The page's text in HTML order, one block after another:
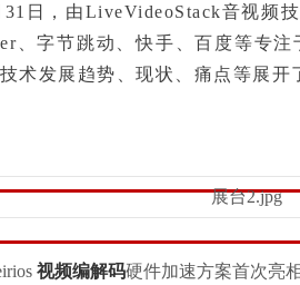
31日，由LiveVideoStack音视频
、字节跳动、快手、百度等专
术发展趋势、现状、痛点等展开
视频编解码硬件加速方案首次亮